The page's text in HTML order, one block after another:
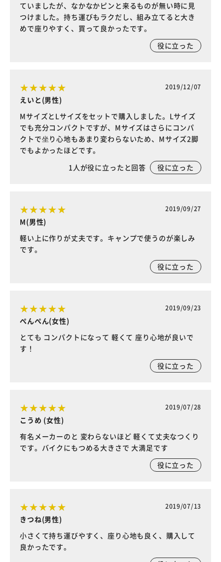
ていましたが、なかなかピンと来るものが無い時に見
つけました。持ち運びもラクだし、組み立てると大き
めで座りやすく、買って良かったです。
役に立った
2019/12/07
えいと(男性)
MサイズとLサイズをセットで購入しました。Lサイズ
でも充分コンパクトですが、Mサイズはさらにコンパ
クトで坐り心地もあまり変わらないため、Mサイズ2脚
でもよかったほどです。
1人が役に立ったと回答 役に立った
2019/09/27
M(男性)
軽い上に作りが丈夫です。キャンプで使うのが楽しみ
です。
役に立った
2019/09/23
ぺんぺん(女性)
とても コンパクトになって 軽くて 座り心地が良いで
す！
役に立った
2019/07/28
こうめ (女性)
有名メーカーのと 変わらないほど 軽くて丈夫なつくり
です。バイクにもつめる大きさで 大満足です
役に立った
2019/07/13
きつね(男性)
小さくて持ち運びやすく、座り心地も良く、購入して
良かったです。